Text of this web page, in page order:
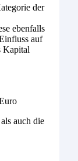
der
ebenfalls
auf
Kapital
auch die